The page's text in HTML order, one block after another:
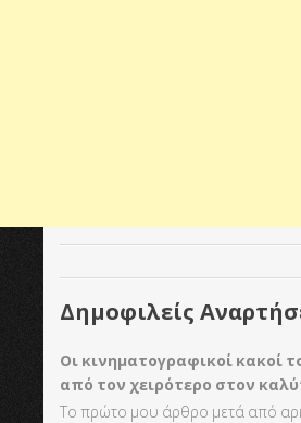
Δημοφιλείς
Οι κινηματογραφικοί κακοί
από τον χειρότερο στον
Το πρώτο μου άρθρο μετά από